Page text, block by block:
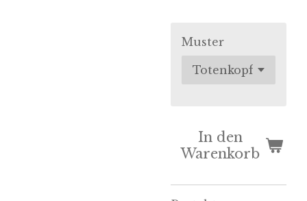
Muster
In den
Warenkorb